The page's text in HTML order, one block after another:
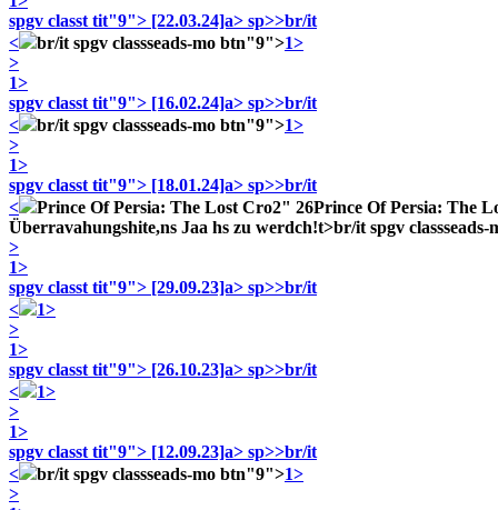
spgv classt tit"9"> [22.03.24]a> sp>>br/it
<
br/it spgv classseads-mo btn"9">1>
>
1>
spgv classt tit"9"> [16.02.24]a> sp>>br/it
<
br/it spgv classseads-mo btn"9">1>
>
1>
spgv classt tit"9"> [18.01.24]a> sp>>br/it
<
Prince Of Persia: The Lost Cro2" 26Prince Of Persia: The
Überravahungshite,ns Jaa hs zu werdch!t>br/it spgv
>
1>
spgv classt tit"9"> [29.09.23]a> sp>>br/it
<
1>
>
1>
spgv classt tit"9"> [26.10.23]a> sp>>br/it
<
1>
>
1>
spgv classt tit"9"> [12.09.23]a> sp>>br/it
<
br/it spgv classseads-mo btn"9">1>
>